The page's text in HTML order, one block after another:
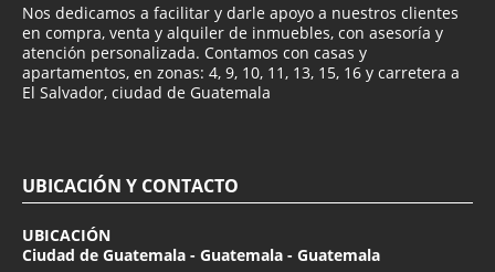
Nos dedicamos a facilitar y darle apoyo a nuestros clientes
en compra, venta y alquiler de inmuebles, con asesoría y
atención personalizada. Contamos con casas y
apartamentos, en zonas: 4, 9, 10, 11, 13, 15, 16 y carretera a
El Salvador, ciudad de Guatemala
UBICACIÓN Y CONTACTO
UBICACIÓN
Ciudad de Guatemala - Guatemala - Guatemala